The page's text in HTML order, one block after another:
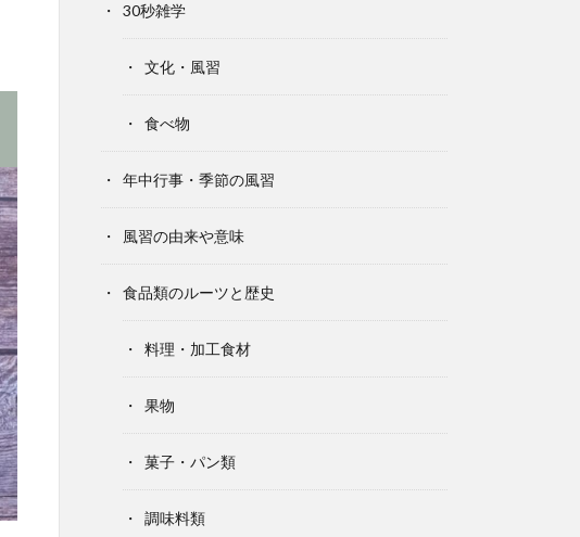
30秒雑学
文化・風習
食べ物
年中行事・季節の風習
風習の由来や意味
食品類のルーツと歴史
料理・加工食材
果物
菓子・パン類
調味料類